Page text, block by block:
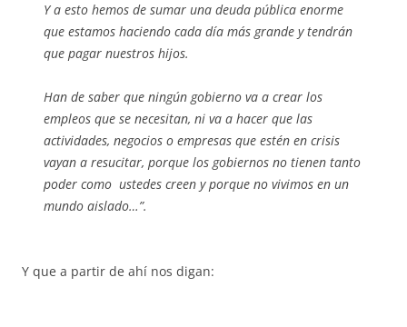
Y a esto hemos de sumar una deuda pública enorme
que estamos haciendo cada día más grande y tendrán
que pagar nuestros hijos.
Han de saber que ningún gobierno va a crear los
empleos que se necesitan, ni va a hacer que las
actividades, negocios o empresas que estén en crisis
vayan a resucitar, porque los gobiernos no tienen tanto
poder como ustedes creen y porque no vivimos en un
mundo aislado…”.
Y que a partir de ahí nos digan: